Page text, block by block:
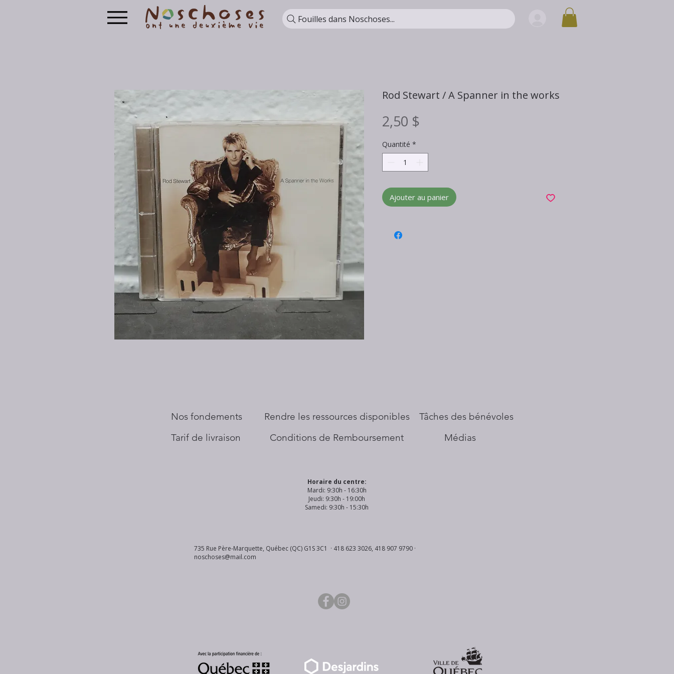
Fouilles dans Noschoses...
Rod Stewart / A Spanner in the works
2,50 $
Quantité *
Ajouter au panier
Nos fondements
Tarif de livraison
​Rendre les ressources disponibles
Conditions de Remboursement
Tâches des bénévoles
Médias
Horaire du centre:
Mardi: 9:30h - 16:30h
Jeudi: 9:30h - 19:00h
Samedi: 9:30h - 15:30h
735 Rue Père-Marquette, Québec (QC) G1S 3C1 · 418 623 3026, 418 907 9790 ·
noschoses@mail.com